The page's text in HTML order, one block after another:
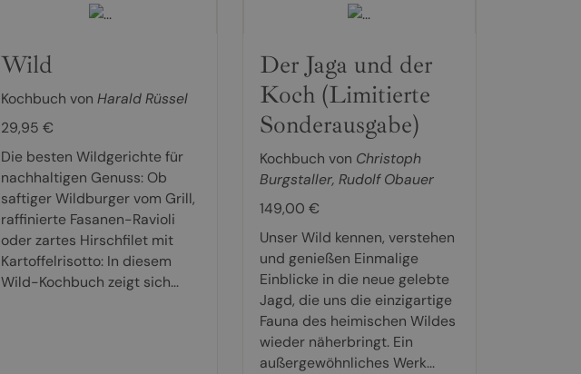
Wild
Kochbuch von Harald Rüssel
29,95 €
Die besten Wildgerichte für
nachhaltigen Genuss: Ob
saftiger Wildburger vom Grill,
raffinierte Fasanen-Ravioli
oder zartes Hirschfilet mit
Kartoffelrisotto: In diesem
Wild-Kochbuch zeigt sich...
Der Jaga und der
Koch (Limitierte
Sonderausgabe)
Kochbuch von Christoph
Burgstaller, Rudolf Obauer
149,00 €
Unser Wild kennen, verstehen
und genießen Einmalige
Einblicke in die neue gelebte
Jagd, die uns die einzigartige
Fauna des heimischen Wildes
wieder näherbringt. Ein
außergewöhnliches Werk...